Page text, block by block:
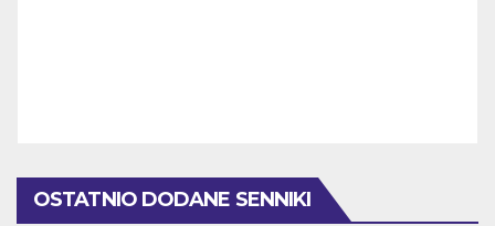
OSTATNIO DODANE SENNIKI